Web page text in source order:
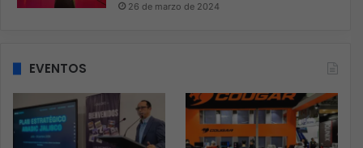
26 de marzo de 2024
EVENTOS